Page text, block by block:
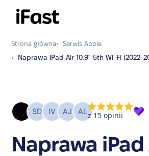
Strona główna› Serwis Apple
›
Naprawa iPad Air 10.9" 5th Wi-Fi (2022-
Naprawa iPad